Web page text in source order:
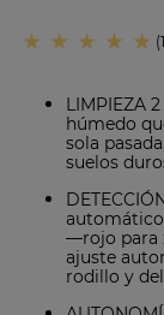
★ ★ ★ ★ ★ (1
LIMPIEZA
húmedo
sola
suelos
—rojo para
ajuste
rodillo y